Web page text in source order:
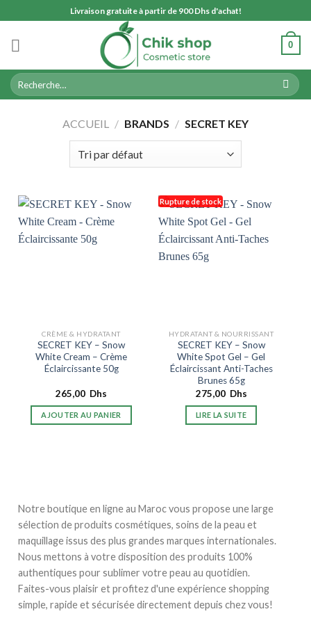
to
content
Livraison gratuite à partir de 900 Dhs d'achat!
0
Recherche
pour :
ACCUEIL / BRANDS / SECRET KEY
CRÈME & HYDRATANT
SECRET KEY – Snow
White Cream – Crème
Éclaircissante 50g
265,00 Dhs
AJOUTER AU PANIER
Rupture de stock
HYDRATANT & NOURRISSANT
SECRET KEY – Snow
White Spot Gel – Gel
Éclaircissant Anti-Taches
Brunes 65g
275,00 Dhs
LIRE LA SUITE
Notre boutique en ligne au Maroc vous propose une large
sélection de produits cosmétiques, soins de la peau et
maquillage issus des plus grandes marques internationales.
Nous mettons à votre disposition des produits 100%
authentiques pour sublimer votre peau au quotidien.
Faites-vous plaisir et profitez d'une expérience shopping
simple, rapide et sécurisée directement depuis chez vous!